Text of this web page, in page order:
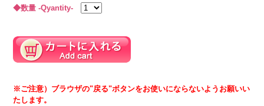
◆数量 -Qyantity-
※ご注意）ブラウザの"戻る"ボタンをお使いにならないようお願いい
たします。